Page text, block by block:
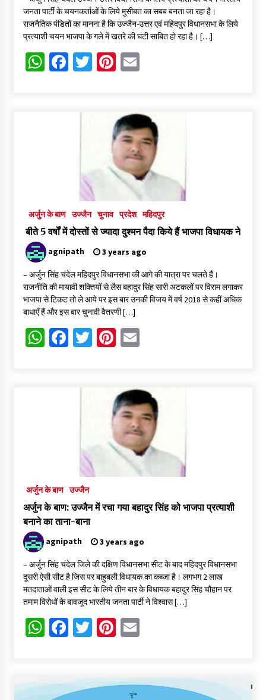
जनता पार्टी के चयनकर्ताओं के लिये मुसीबत का सबब बनता जा रहा है।
राजनैतिक पंडितों का मानना है कि उज्जैन-उत्तर एवं महिदपुर विधानसभा के लिये
प्रत्याशी चयन भाजपा के गले में खतरे की घंटी साबित हो रहा है। […]
WhatsApp
Facebook
TwitterPinterest
Email
अर्जुन के बाण उज्जैन चुनाव प्रदेश महिदपुर
बीते 5 वर्षों में दोस्तों से ज्यादा दुश्मन पैदा किये हैं भाजपा विधायक ने
agnipath 3 years ago
– अर्जुन सिंह चंदेल महिदपुर विधानसभा की आगे की यात्रा पर चलते हैं।
राजनीति की मायावी शक्तियों से लैस बहादुर सिंह सारी अटकलों पर विराम लगाकर
भाजपा से टिकट तो ले आये पर इस बार उनकी विजय में वर्ष 2018 से कहीं अधिक
बाधाएँ हैं और इस बार चुनावी वैतरणी […]
WhatsApp
Facebook
TwitterPinterest
Email
अर्जुन के बाण उज्जैन
अर्जुन के बाण: उज्जैन में रचा गया बहादुर सिंह को भाजपा प्रत्याशी
बनाने का ताना-बाना
agnipath 3 years ago
– अर्जुन सिंह चंदेल जिले की दक्षिण विधानसभा सीट के बाद महिदपुर विधानसभा
दूसरी ऐसी सीट है जिस पर बाहुबली विधायक का कब्जा है। लगभग 2 लाख
मतदाताओं वाली इस सीट के लिये तीन बार के विधायक बहादुर सिंह चौहान पर
तमाम विरोधों के बावजूद भारतीय जनता पार्टी ने विश्वास […]
WhatsApp
Facebook
TwitterPinterest
Email